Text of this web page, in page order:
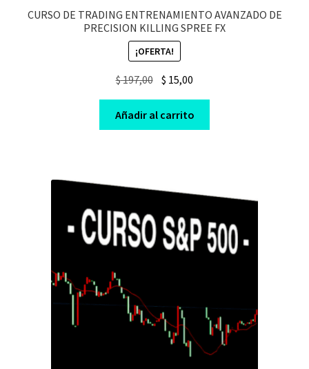
CURSO DE TRADING ENTRENAMIENTO AVANZADO DE
PRECISION KILLING SPREE FX
¡OFERTA!
$197,00 Original
was:
$ 197,00.
$ 15,00
is:
$ 15,00.
Añadir al carrito